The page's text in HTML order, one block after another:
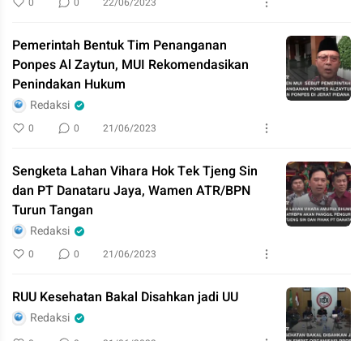
Pemerintah Bentuk Tim Penanganan
Ponpes Al Zaytun, MUI Rekomendasikan
Penindakan Hukum
Redaksi
0 0 21/06/2023
Sengketa Lahan Vihara Hok Tek Tjeng Sin
dan PT Danataru Jaya, Wamen ATR/BPN
Turun Tangan
Redaksi
0 0 21/06/2023
RUU Kesehatan Bakal Disahkan jadi UU
Redaksi